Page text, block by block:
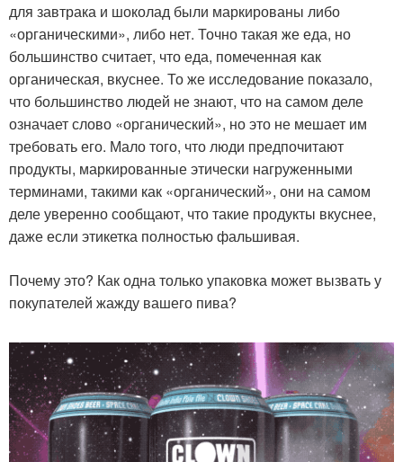
для завтрака и шоколад были маркированы либо
«органическими», либо нет. Точно такая же еда, но
большинство считает, что еда, помеченная как
органическая, вкуснее. То же исследование показало,
что большинство людей не знают, что на самом деле
означает слово «органический», но это не мешает им
требовать его. Мало того, что люди предпочитают
продукты, маркированные этически нагруженными
терминами, такими как «органический», они на самом
деле уверенно сообщают, что такие продукты вкуснее,
даже если этикетка полностью фальшивая.
Почему это? Как одна только упаковка может вызвать у
покупателей жажду вашего пива?